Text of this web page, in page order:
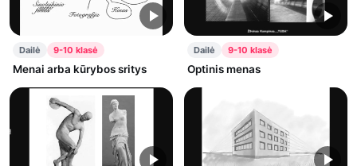
Dailė 9-10 klasė
Menai arba kūrybos sritys
Dailė 9-10 klasė
Optinis menas